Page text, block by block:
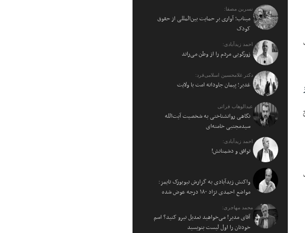
نسرین مصفا:
میناب؛ آواری بر حمایت بین‌المللی از حقوق
کودک
احمد زیدآبادی:
زورگویی مردم را از وطن می‌راند
دکتر غلامحسین اسلامی‌فرد:
غدیر؛ پیمان جاودانه امت با ولایت
عبدالوهاب فراتی
نگاهی روانشناختی به شخصیت آیت‌الله
سیدمجتبی خامنه‌ای
احمد زیدآبادی:
توافق و دشمنانش!
واکنش زیدآبادی به گزارش نیویورک تایمز:
مواضع احمدی نژاد ۱۸۰ درجه عوض شده
محمد مهاجری:
آقای مدیر! می‌خواهید تعدیل نیرو کنید؟ اسم
خودتان را اول لیست بنویسید